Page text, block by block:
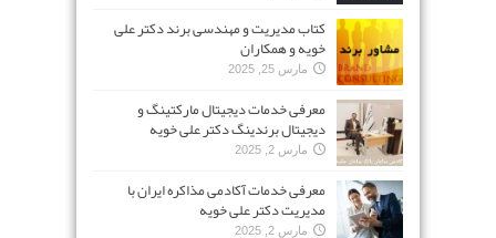
کتاب مدیریت و مهندسی برند دکتر علی
خویه و همکاران
مارس 25, 2025
معرفی خدمات دیجیتال مارکتینگ و
دیجیتال برندینگ دکتر علی خویه
مارس 2, 2025
معرفی خدمات آکادمی مذاکره ایران با
مدیریت دکتر علی خویه
مارس 2, 2025